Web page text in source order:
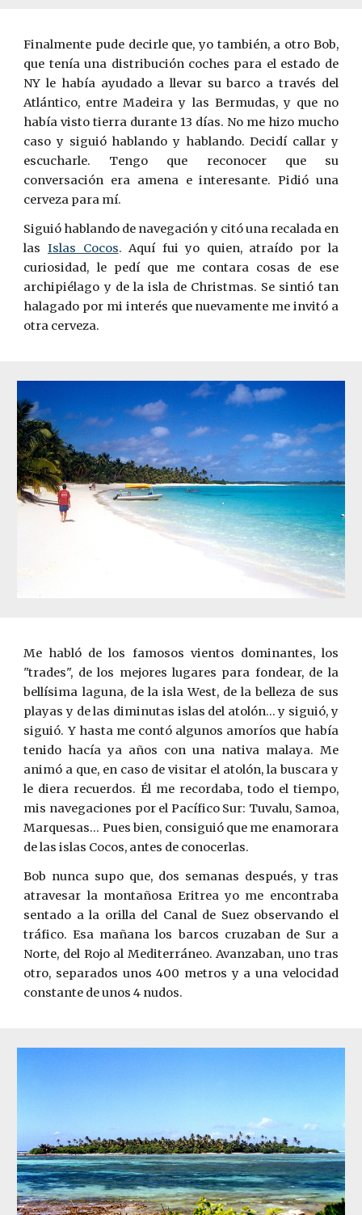
Finalmente pude decirle que, yo también, a otro Bob,
que tenía una distribución coches para el estado de
NY le había ayudado a llevar su barco a través del
Atlántico, entre Madeira y las Bermudas, y que no
había visto tierra durante 13 días. No me hizo mucho
caso y siguió hablando y hablando. Decidí callar y
escucharle. Tengo que reconocer que su
conversación era amena e interesante. Pidió una
cerveza para mí.
Siguió hablando de navegación y citó una recalada en
las Islas Cocos. Aquí fui yo quien, atraído por la
curiosidad, le pedí que me contara cosas de ese
archipiélago y de la isla de Christmas. Se sintió tan
halagado por mi interés que nuevamente me invitó a
otra cerveza.
Me habló de los famosos vientos dominantes, los
"trades", de los mejores lugares para fondear, de la
bellísima laguna, de la isla West, de la belleza de sus
playas y de las diminutas islas del atolón... y siguió, y
siguió. Y hasta me contó algunos amoríos que había
tenido hacía ya años con una nativa malaya. Me
animó a que, en caso de visitar el atolón, la buscara y
le diera recuerdos. Él me recordaba, todo el tiempo,
mis navegaciones por el Pacífico Sur: Tuvalu, Samoa,
Marquesas... Pues bien, consiguió que me enamorara
de las islas Cocos, antes de conocerlas.
Bob nunca supo que, dos semanas después, y tras
atravesar la montañosa Eritrea yo me encontraba
sentado a la orilla del Canal de Suez observando el
tráfico. Esa mañana los barcos cruzaban de Sur a
Norte, del Rojo al Mediterráneo. Avanzaban, uno tras
otro, separados unos 400 metros y a una velocidad
constante de unos 4 nudos.